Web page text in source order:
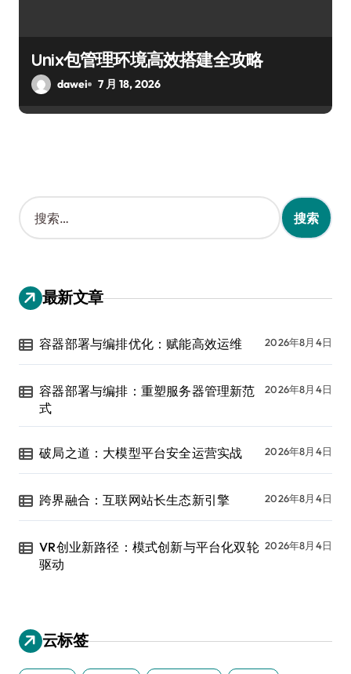
Unix包管理环境高效搭建全攻略
dawei 7 月 18, 2026
搜
索
：
最新文章
容器部署与编排优化：赋能高效运维 2026年8月4日
容器部署与编排：重塑服务器管理新范
式
2026年8月4日
破局之道：大模型平台安全运营实战 2026年8月4日
跨界融合：互联网站长生态新引擎 2026年8月4日
VR创业新路径：模式创新与平台化双轮
驱动
2026年8月4日
云标签